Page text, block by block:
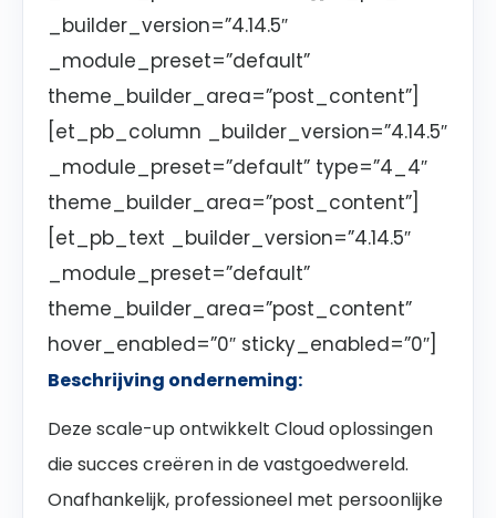
_builder_version=”4.14.5″
_module_preset=”default”
theme_builder_area=”post_content”]
[et_pb_column _builder_version=”4.14.5″
_module_preset=”default” type=”4_4″
theme_builder_area=”post_content”]
[et_pb_text _builder_version=”4.14.5″
_module_preset=”default”
theme_builder_area=”post_content”
hover_enabled=”0″ sticky_enabled=”0″]
Beschrijving onderneming:
Deze scale-up ontwikkelt Cloud oplossingen
die succes creëren in de vastgoedwereld.
Onafhankelijk, professioneel met persoonlijke